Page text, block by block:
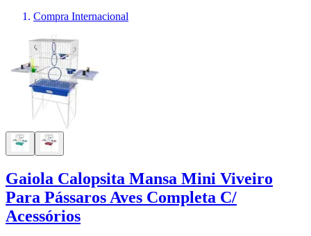
Compra Internacional
Gaiola Calopsita Mansa Mini Viveiro
Para Pássaros Aves Completa C/
Acessórios